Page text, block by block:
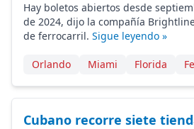
Hay boletos abiertos desde
de 2024, dijo la compañía
de ferrocarril. Sigue leyendo »
Orlando Miami Florida
Cubano recorre siete